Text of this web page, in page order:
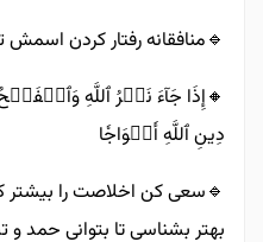
🔹️منافقانه رفتار کردن
🔸️إِذَا جَآءَ نَصۡرُ ٱللَّهِ
دِينِ ٱللَّهِ أَفۡوَاجٗا
🔹️سعی کن اخلاصت را بیشتر
بهتر بشناسی تا بتوانی حمد